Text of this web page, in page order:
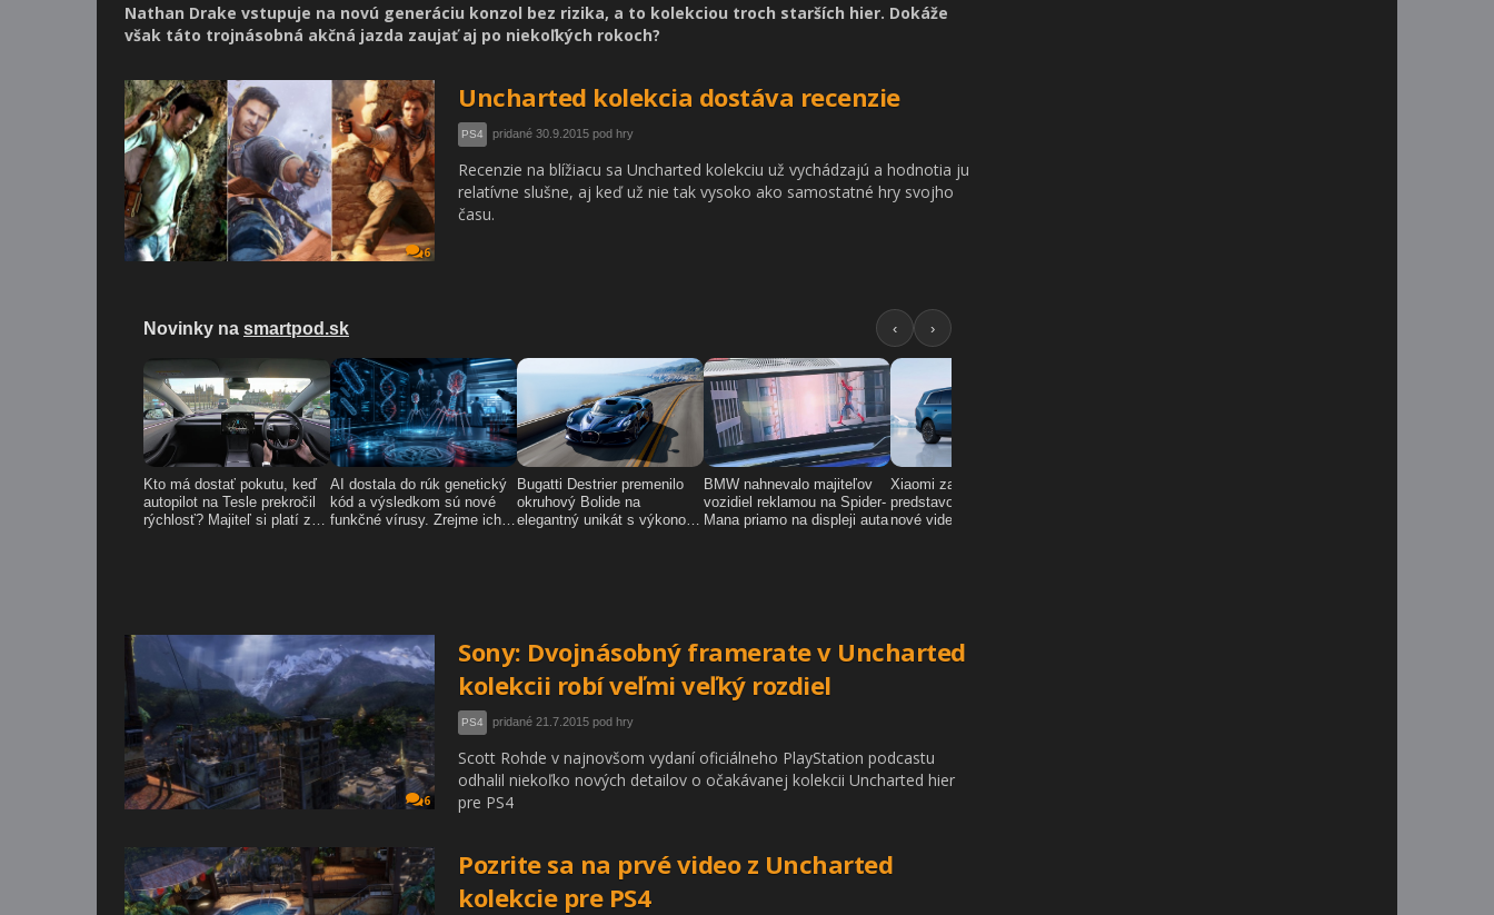
Nathan Drake vstupuje na novú generáciu konzol bez rizika, a to kolekciou troch starších hier. Dokáže
však táto trojnásobná akčná jazda zaujať aj po niekoľkých rokoch?
6
Uncharted kolekcia dostáva recenzie
PS4 pridané 30.9.2015 pod hry
Recenzie na blížiacu sa Uncharted kolekciu už vychádzajú a hodnotia ju
relatívne slušne, aj keď už nie tak vysoko ako samostatné hry svojho
času.
6
Sony: Dvojnásobný framerate v Uncharted
kolekcii robí veľmi veľký rozdiel
PS4 pridané 21.7.2015 pod hry
Scott Rohde v najnovšom vydaní oficiálneho PlayStation podcastu
odhalil niekoľko nových detailov o očakávanej kolekcii Uncharted hier
pre PS4
Pozrite sa na prvé video z Uncharted
kolekcie pre PS4